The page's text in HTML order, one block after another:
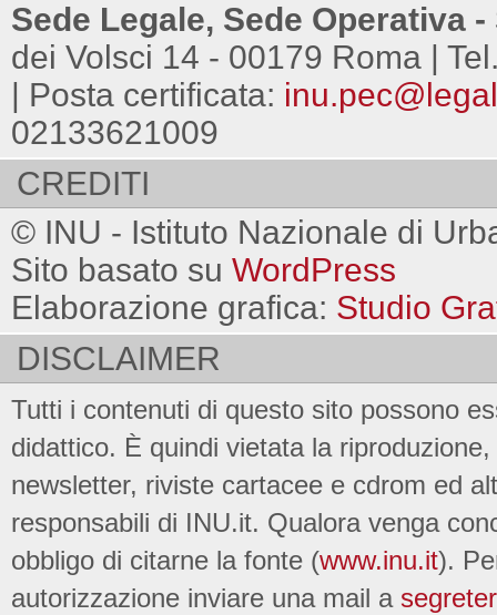
Sede Legale, Sede Operativa
dei Volsci 14 - 00179 Roma |
| Posta certificata:
02133621009
CREDITI
© INU - Istituto Nazionale di
Sito basato su WordPress
Elaborazione grafica: Studio
DISCLAIMER
Tutti i contenuti di questo sito possono
didattico. È quindi vietata la
newsletter, riviste cartacee e cdrom ed
responsabili di INU.it. Qualora venga
obbligo di citarne la fonte (www.inu.it).
autorizzazione inviare una mail a